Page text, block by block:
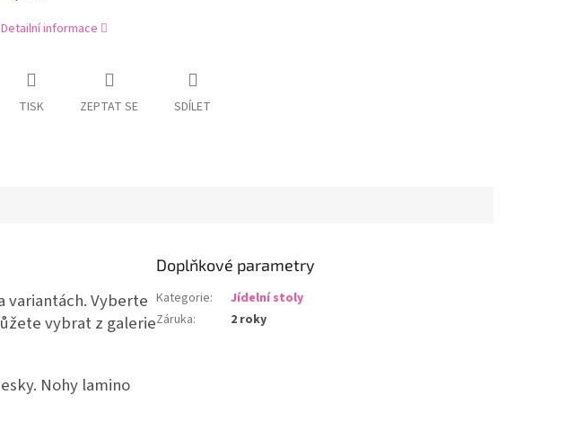
Detailní informace
TISK ZEPTAT SE SDÍLET
variantách. Vyberte
vybrat z galerie
Nohy lamino
Doplňkové parametry
Kategorie:
Jídelní stoly
Záruka: 2 roky